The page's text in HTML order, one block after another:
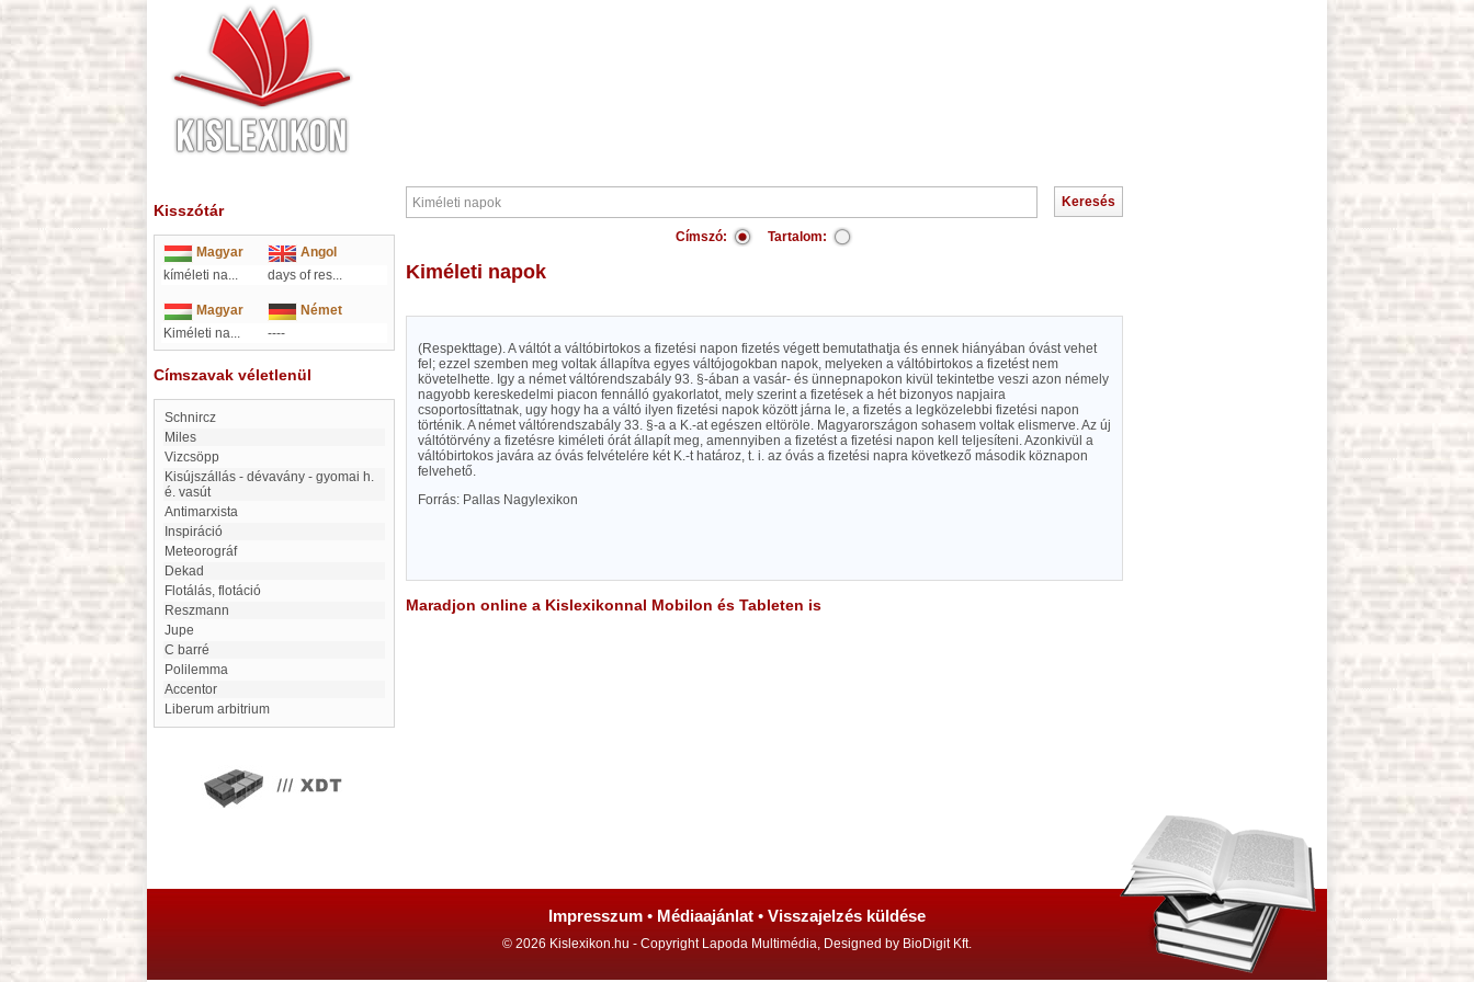
Kisszótár
Magyar
Angol
kíméleti na... days of res...
Magyar
Német
Kiméleti na...
----
Címszavak véletlenül
Schnircz
Miles
Vizcsöpp
Kisújszállás - dévavány - gyomai h.
é. vasút
antimarxista
inspiráció
meteorográf
Dekad
flotálás, flotáció
Reszmann
jupe
C barré
Polilemma
Accentor
liberum arbitrium
Címszó: Tartalom:
Kiméleti napok
(Respekttage). A váltót a váltóbirtokos a fizetési napon fizetés végett bemutathatja és ennek hiányában óvást vehet
fel; ezzel szemben meg voltak állapítva egyes váltójogokban napok, melyeken a váltóbirtokos a fizetést nem
követelhette. Igy a német váltórendszabály 93. §-ában a vasár- és ünnepnapokon kivül tekintetbe veszi azon némely
nagyobb kereskedelmi piacon fennálló gyakorlatot, mely szerint a fizetések a hét bizonyos napjaira
csoportosíttatnak, ugy hogy ha a váltó ilyen fizetési napok között járna le, a fizetés a legközelebbi fizetési napon
történik. A német váltórendszabály 33. §-a a K.-at egészen eltöröle. Magyarországon sohasem voltak elismerve. Az új
váltótörvény a fizetésre kiméleti órát állapít meg, amennyiben a fizetést a fizetési napon kell teljesíteni. Azonkivül a
váltóbirtokos javára az óvás felvételére két K.-t határoz, t. i. az óvás a fizetési napra következő második köznapon
felvehető.
Forrás: Pallas Nagylexikon
Maradjon online a Kislexikonnal Mobilon és Tableten is
Impresszum • Médiaajánlat • Visszajelzés küldése
© 2026 Kislexikon.hu - Copyright Lapoda Multimédia, Designed by BioDigit Kft.